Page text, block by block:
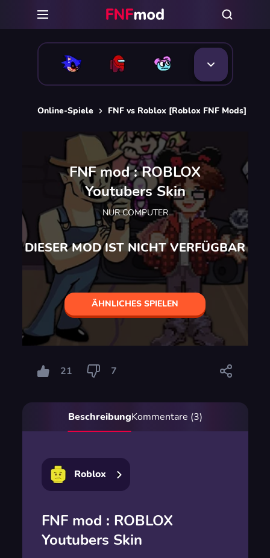
Online-Spiele FNF vs Roblox [Roblox FNF Mods]
FNF mod : ROBLOX
Youtubers Skin
NUR COMPUTER
DIESER MOD IST NICHT VERFÜGBAR
ÄHNLICHES SPIELEN
21 7
BeschreibungKommentare (3)
Roblox
FNF mod : ROBLOX
Youtubers Skin